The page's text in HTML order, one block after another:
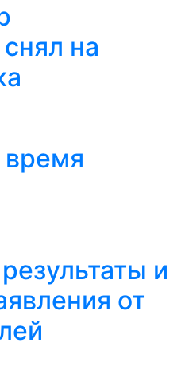
на
и
от